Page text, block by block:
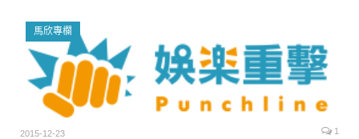
馬欣專欄
2015-12-23 1